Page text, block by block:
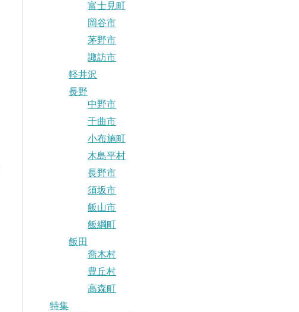
富士見町
岡谷市
茅野市
諏訪市
軽井沢
長野
中野市
千曲市
小布施町
木島平村
長野市
須坂市
飯山市
飯綱町
飯田
喬木村
豊丘村
高森町
特集